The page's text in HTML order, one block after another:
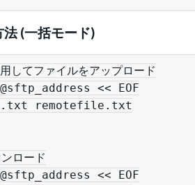
(一括モード)
てファイルをアップロード
<< EOF
remotefile.txt
ロード
<< EOF